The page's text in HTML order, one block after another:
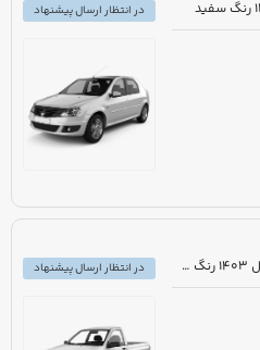
در انتظار ارسال پیشنهاد
مزایده دولتی خودرو پراید وانت 151 مدل 1403 رنگ سفید صدفی
در انتظار ارسال پیشنهاد